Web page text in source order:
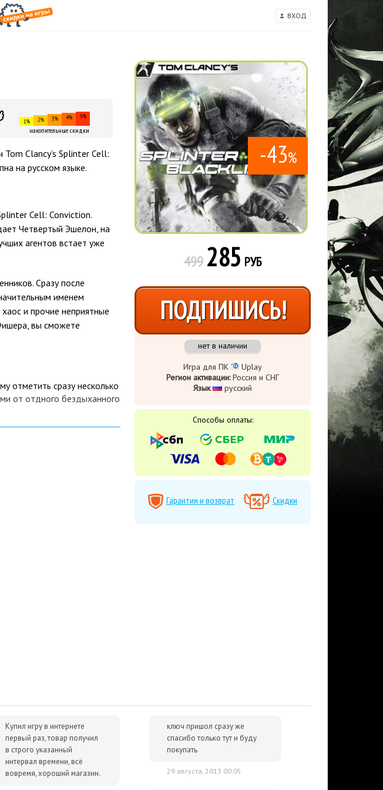
ВХОД
1% 2% 3% 4% 5%
накопительные скидки
Clancy’s Splinter Cell:
на русском языке.
Cell: Conviction.
Четвертый Эшелон, на
агентов встает уже
Сразу после
именем
и прочие неприятные
вы сможете
отметить сразу несколько
от отдного бездыханного
команды Фишеру
и хакером. Все они
блещет очередным
фанатам, до
-43%
499 285 РУБ
ПОДПИШИСЬ!
нет в наличии
Игра для ПК
Uplay
Регион активации:Россия и СНГ
Язык
​ русский
Способы оплаты:
Гарантии и возврат Скидки
Купил игру в интернете
первый раз, товар получил
в строго указанный
интервал времени, всё
вовремя, хороший магазин.
ключ пришол сразу же
спасибо только тут и буду
покупать
29 августа, 2013 00:05